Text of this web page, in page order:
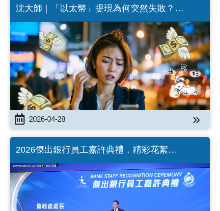
沈大師｜「以太幣」提現為何突然失敗？
(Chinese version only)
2026-04-28
2026傑出銀行員工嘉許典禮．精彩花絮
(Chinese version only)